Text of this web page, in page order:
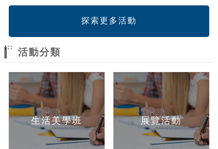
探索更多活動
:::
活動分類
生活美學班 展覽活動